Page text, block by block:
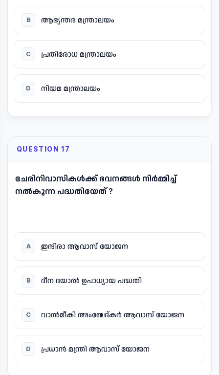
B ആഭ്യന്തര മന്ത്രാലയം
C പ്രതിരോധ മന്ത്രാലയം
D നിയമ മന്ത്രാലയം
QUESTION 17
ചേരിനിവാസികൾക്ക് ഭവനങ്ങൾ നിർമ്മിച്ച്
നൽകുന്ന പദ്ധതിയേത് ?
A ഇന്ദിരാ ആവാസ് യോജന
B ദീന ദയാൽ ഉപാധ്യായ പദ്ധതി
C വാൽമീകി അംബേദ്കർ ആവാസ് യോജന
D പ്രധാൻ മന്ത്രി ആവാസ് യോജന